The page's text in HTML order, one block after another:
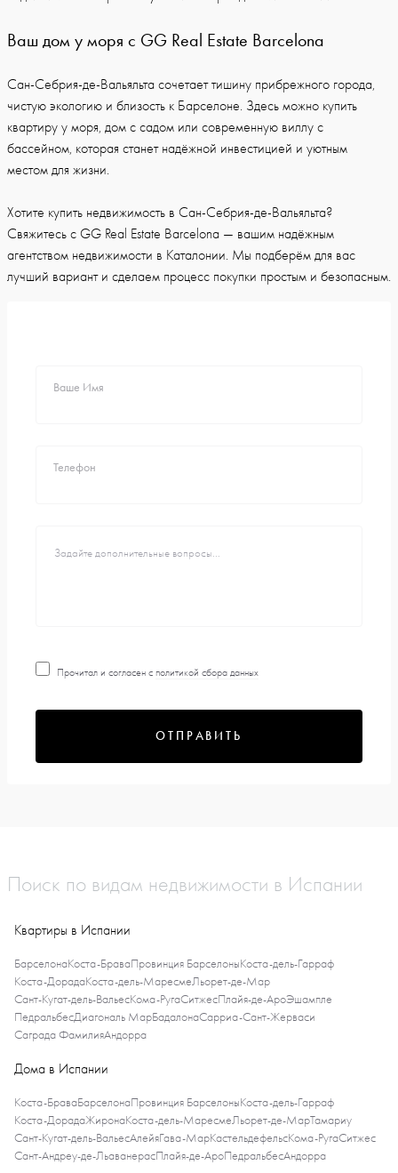
Ваш дом у моря с GG Real Estate Barcelona
Сан-Себрия-де-Вальяльта сочетает тишину прибрежного города,
чистую экологию и близость к Барселоне. Здесь можно купить
квартиру у моря, дом с садом или современную виллу с
бассейном, которая станет надёжной инвестицией и уютным
местом для жизни.
Хотите купить недвижимость в Сан-Себрия-де-Вальяльта?
Свяжитесь с GG Real Estate Barcelona — вашим надёжным
агентством недвижимости в Каталонии. Мы подберём для вас
лучший вариант и сделаем процесс покупки простым и безопасным.
Ваше Имя
Телефон
Прочитал и согласен с политикой сбора данных
ОТПРАВИТЬ
Поиск по видам недвижимости в Испании
Квартиры в Испании
БарселонаКоста-БраваПровинция БарселоныКоста-дель-Гарраф
Коста-ДорадаКоста-дель-МаресмеЛьорет-де-Мар
Сант-Кугат-дель-ВальесКома-РугаСитжесПлайя-де-АроЭшампле
ПедральбесДиагональ МарБадалонаСарриа-Сант-Жерваси
Саграда ФамилияАндорра
Дома в Испании
Коста-БраваБарселонаПровинция БарселоныКоста-дель-Гарраф
Коста-ДорадаЖиронаКоста-дель-МаресмеЛьорет-де-МарТамариу
Сант-Кугат-дель-ВальесАлейяГава-МарКастельдефельсКома-РугаСитжес
Сант-Андреу-де-ЛьаванерасПлайя-де-АроПедральбесАндорра